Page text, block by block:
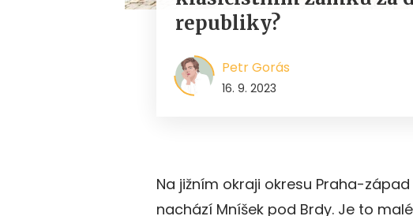
republiky?
Petr Gorás
16. 9. 2023
Na jižním okraji okresu Praha-
nachází Mníšek pod Brdy. Je to